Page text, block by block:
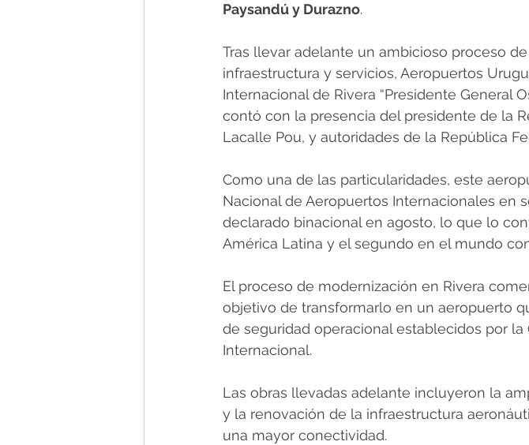
Paysandú y Durazno.
Tras llevar adelante un ambicioso proceso
infraestructura y servicios, Aeropuertos
Internacional de Rivera “Presidente General
contó con la presencia del presidente de la
Lacalle Pou, y autoridades de la República
Como una de las particularidades, este
Nacional de Aeropuertos Internacionales en
declarado binacional en agosto, lo que lo
América Latina y el segundo en el mundo
El proceso de modernización en Rivera
objetivo de transformarlo en un aeropuerto
de seguridad operacional establecidos por la
Internacional.
Las obras llevadas adelante incluyeron la
y la renovación de la infraestructura
una mayor conectividad.